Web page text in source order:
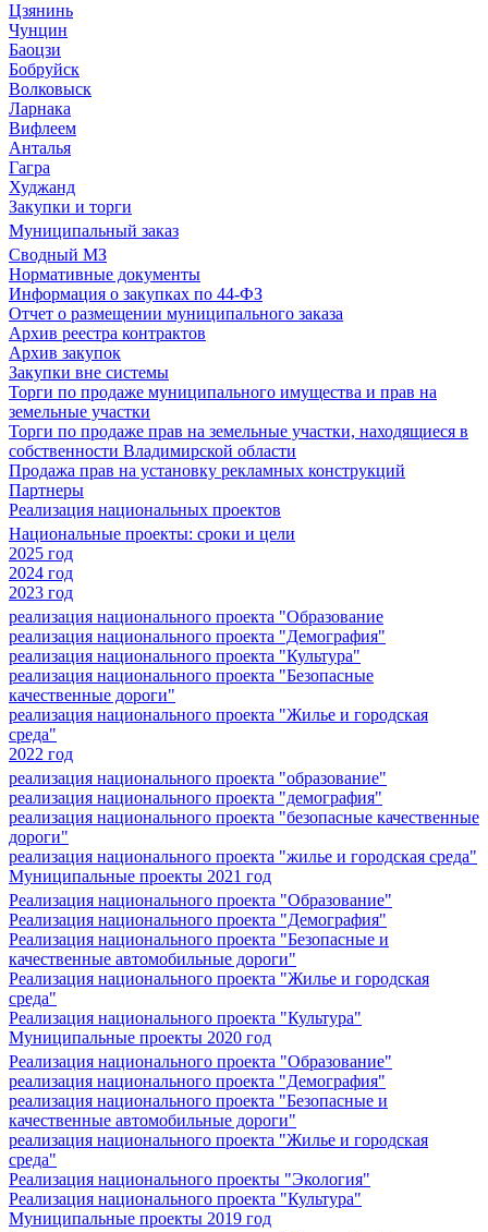
Цзянинь
Чунцин
Баоцзи
Бобруйск
Волковыск
Ларнака
Вифлеем
Анталья
Гагра
Худжанд
Закупки и торги
Муниципальный заказ
Сводный МЗ
Нормативные документы
Информация о закупках по 44-ФЗ
Отчет о размещении муниципального заказа
Архив реестра контрактов
Архив закупок
Закупки вне системы
Торги по продаже муниципального имущества и прав на
земельные участки
Торги по продаже прав на земельные участки, находящиеся в
собственности Владимирской области
Продажа прав на установку рекламных конструкций
Партнеры
Реализация национальных проектов
Национальные проекты: сроки и цели
2025 год
2024 год
2023 год
реализация национального проекта "Образование
реализация национального проекта "Демография"
реализация национального проекта "Культура"
реализация национального проекта "Безопасные
качественные дороги"
реализация национального проекта "Жилье и городская
среда"
2022 год
реализация национального проекта "образование"
реализация национального проекта "демография"
реализация национального проекта "безопасные качественные
дороги"
реализация национального проекта "жилье и городская среда"
Муниципальные проекты 2021 год
Реализация национального проекта "Образование"
Реализация национального проекта "Демография"
Реализация национального проекта "Безопасные и
качественные автомобильные дороги"
Реализация национального проекта "Жилье и городская
среда"
Реализация национального проекта "Культура"
Муниципальные проекты 2020 год
Реализация национального проекта "Образование"
реализация национального проекта "Демография"
реализация национального проекта "Безопасные и
качественные автомобильные дороги"
реализация национального проекта "Жилье и городская
среда"
Реализация национального проекты "Экология"
Реализация национального проекта "Культура"
Муниципальные проекты 2019 год